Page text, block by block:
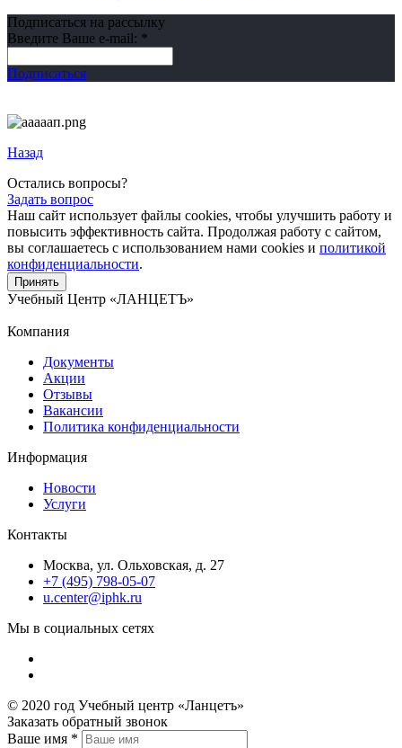
Подписаться на рассылку
Введите Ваше e-mail: *
Подписаться
Назад
Остались вопросы?
Задать вопрос
Наш сайт использует файлы cookies, чтобы улучшить работу и
повысить эффективность сайта. Продолжая работу с сайтом,
вы соглашаетесь с использованием нами cookies и политикой
конфиденциальности.
Принять
Учебный Центр «ЛАНЦЕТЪ»
Компания
Документы
Акции
Отзывы
Вакансии
Политика конфиденциальности
Информация
Новости
Услуги
Контакты
Москва, ул. Ольховская, д. 27
+7 (495) 798-05-07
u.center@iphk.ru
Мы в социальных сетях
© 2020 год Учебный центр «Ланцетъ»
Заказать обратный звонок
Ваше имя *